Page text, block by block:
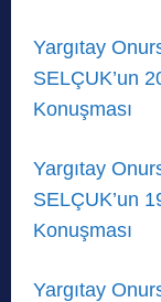
Yargıtay
SELÇUK’un
Konuşması
Yargıtay
SELÇUK’un
Konuşması
Yargıtay